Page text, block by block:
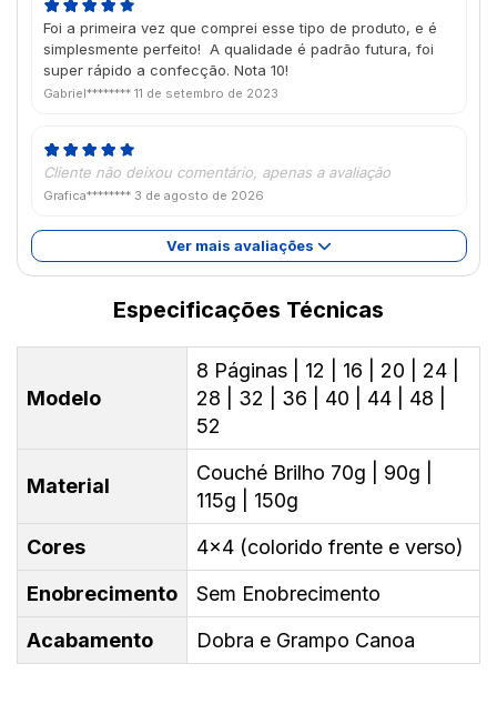
Foi a primeira vez que comprei esse tipo de produto, e é
simplesmente perfeito! A qualidade é padrão futura, foi
super rápido a confecção. Nota 10!
Gabriel******** 11 de setembro de 2023
Cliente não deixou comentário, apenas a avaliação
Grafica******** 3 de agosto de 2026
Ver mais avaliações
Especificações Técnicas
Modelo
8 Páginas | 12 | 16 | 20 | 24 |
28 | 32 | 36 | 40 | 44 | 48 |
52
Material
Couché Brilho 70g | 90g |
115g | 150g
Cores
4x4 (colorido frente e verso)
Enobrecimento
Sem Enobrecimento
Acabamento
Dobra e Grampo Canoa